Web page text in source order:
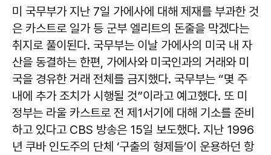
미 국무부가 지난 7일 가에사에 대해 제재를 부과한 것
은 카스트로 일가 등 군부 엘리트의 돈줄을 막겠다는
취지로 풀이된다. 국무부는 이날 가에사의 미국 내 자
산을 동결하는 한편, 가에사와 미국인과의 거래와 미
국을 경유한 거래 전체를 금지했다. 국무부는 “몇 주
내에 추가 조치가 시행될 것”이라고 예고했다. 또 미
정부는 라울 카스트로 전 제1서기에 대해 기소를 준비
하고 있다고 CBS 방송은 15일 보도했다. 지난 1996
년 쿠바 인도주의 단체 ‘구출의 형제들’이 운용하던 항